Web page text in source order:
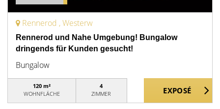
Rennerod , Westerw
Rennerod und Nahe Umgebung! Bungalow
dringends für Kunden gesucht!
Bungalow
120 m²
WOHNFLÄCHE
4
ZIMMER